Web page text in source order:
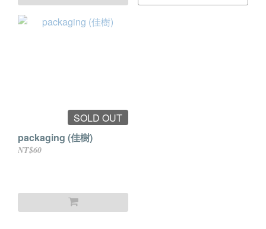
SOLD OUT
packaging (佳樹)
NT$60